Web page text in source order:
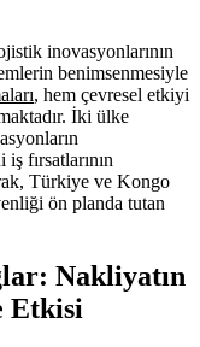
inovasyonlarının
benimsenmesiyle
, hem çevresel etkiyi
İki ülke
fırsatlarının
Türkiye ve Kongo
ön planda tutan
Nakliyatın
Etkisi